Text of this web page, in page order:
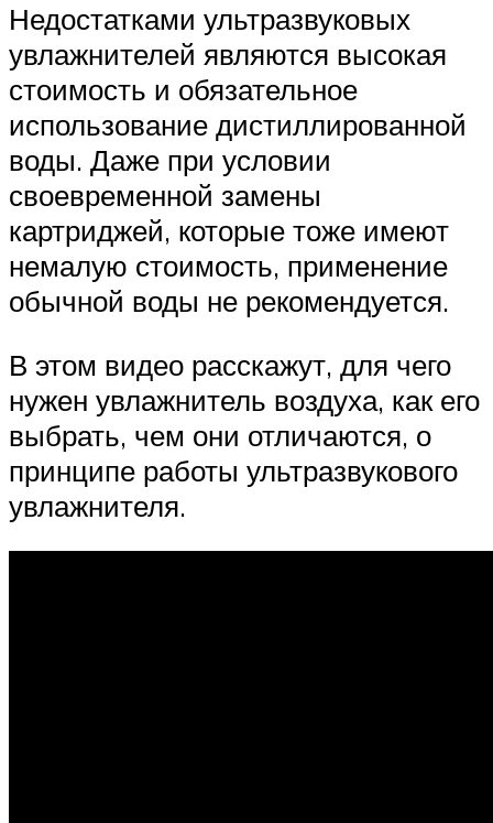
Недостатками ультразвуковых
увлажнителей являются высокая
стоимость и обязательное
использование дистиллированной
воды. Даже при условии
своевременной замены
картриджей, которые тоже имеют
немалую стоимость, применение
обычной воды не рекомендуется.
В этом видео расскажут, для чего
нужен увлажнитель воздуха, как его
выбрать, чем они отличаются, о
принципе работы ультразвукового
увлажнителя.